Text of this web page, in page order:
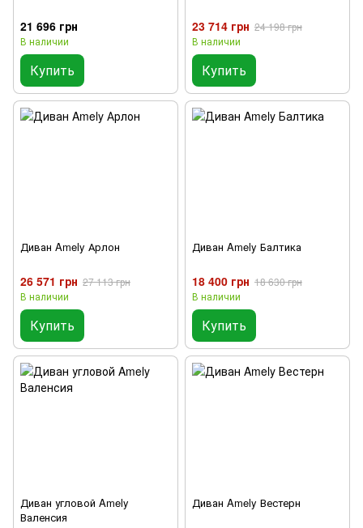
21 696 грн
В наличии
Купить
23 714 грн 24 198 грн
В наличии
Купить
Диван Amely Арлон
26 571 грн 27 113 грн
В наличии
Купить
Диван Amely Балтика
18 400 грн 18 630 грн
В наличии
Купить
Диван угловой Amely
Валенсия
Диван Amely Вестерн